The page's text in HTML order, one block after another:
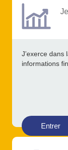
J’exerce
informations
Entrer